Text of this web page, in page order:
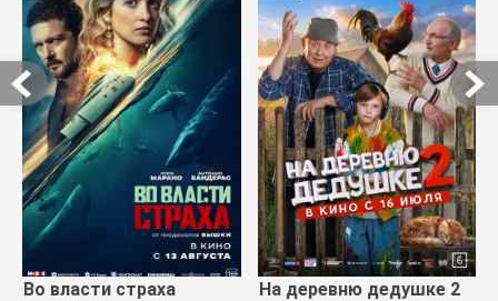
Во власти страха На деревню дедушке 2